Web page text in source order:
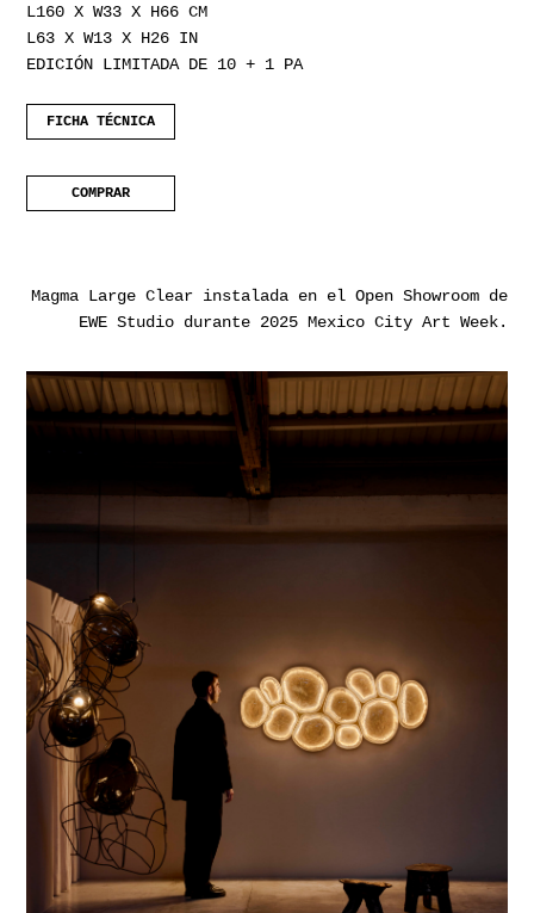
L160 X W33 X H66 CM
L63 X W13 X H26 IN
EDICIÓN LIMITADA DE 10 + 1 PA
FICHA TÉCNICA
COMPRAR
Magma Large Clear instalada en el Open Showroom de
EWE Studio durante 2025 Mexico City Art Week.